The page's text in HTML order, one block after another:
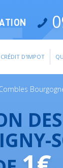
CRÉDIT D'IMPOT